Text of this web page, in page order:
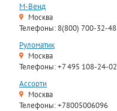
М-Венд
Москва
Телефоны: 8(800) 700-32-48
Руломатик
Москва
Телефоны: +7 495 108-24-02
Ассорти
Москва
Телефоны: +78005006096